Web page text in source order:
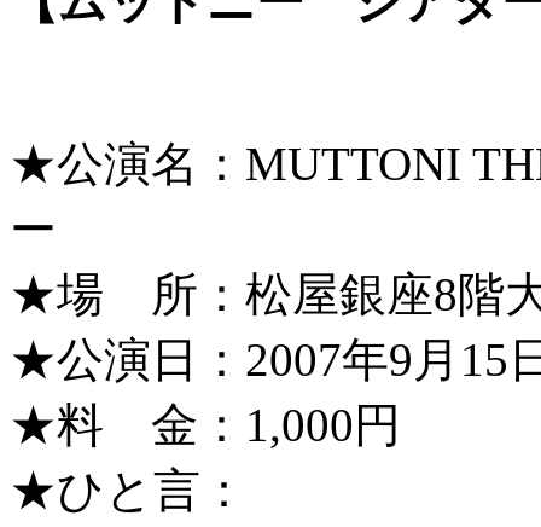
★公演名：MUTTONI
ー
★場 所：松屋銀座8階
★公演日：2007年9月15
★料 金：1,000円
★ひと言：